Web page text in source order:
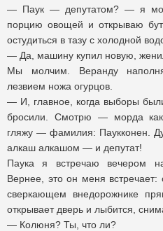
— Паук — депутатом? — я
порцию овощей и открываю
остудиться в тазу с холодной
— Да, машину купил новую,
Мы молчим. Веранду
лезвием ножа огурцов.
— И, главное, когда выборы
бросили. Смотрю — морда
гляжу — фамилия: Паукконен.
алкаш алкашом — и депутат!
Паука я встречаю вечером
Вернее, это он меня встречает:
сверкающем внедорожнике
открывает дверь и лыбится,
— Колюня? Ты, что ли?